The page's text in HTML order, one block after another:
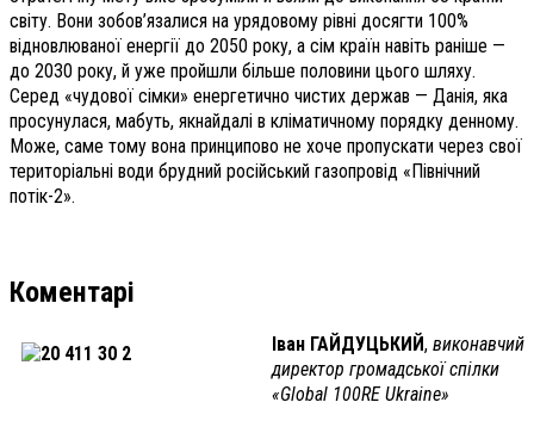
світу. Вони зобов’язалися на урядовому рівні досягти 100%
відновлюваної енергії до 2050 року, а сім країн навіть раніше —
до 2030 року, й уже пройшли більше половини цього шляху.
Серед «чудової сімки» енергетично чистих держав — Данія, яка
просунулася, мабуть, якнайдалі в кліматичному порядку денному.
Може, саме тому вона принципово не хоче пропускати через свої
територіальні води брудний російський газопровід «Північний
потік-2».
Коментарі
Іван ГАЙДУЦЬКИЙ, виконавчий
директор громадської спілки
«Global 100RE Ukraine»